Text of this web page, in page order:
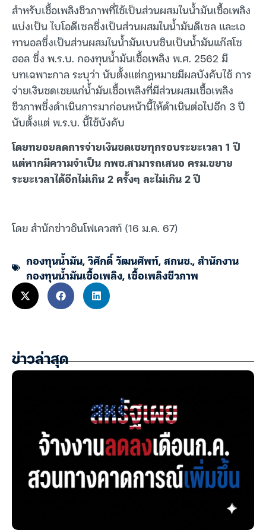
สำหรับเชื้อเพลิงชีวภาพที่ใช้เป็นส่วนผสมในน้ำมันเชื้อเพลิง
แบ่งเป็น ไบโอดีเซลซึ่งเป็นส่วนผสมในน้ำมันดีเซล และเอ
ทานอลซึ่งเป็นส่วนผสมในน้ำมันเบนซินเป็นน้ำมันแก๊สโซ
ฮอล ซึ่ง พ.ร.บ. กองทุนน้ำมันเชื้อเพลิง พ.ศ. 2562 มี
บทเฉพาะกาล ระบุว่า นับตั้งแต่กฎหมายมีผลบังคับใช้ การ
จ่ายเงินชดเชยแก่น้ำมันเชื้อเพลิงที่มีส่วนผสมเชื้อเพลิง
ชีวภาพซึ่งดำเนินการมาก่อนหน้านี้ให้ดำเนินต่อไปอีก 3 ปี
นับตั้งแต่ พ.ร.บ. นี้ใช้บังคับ
โดยทยอยลดการจ่ายเงินชดเชยทุกรอบระยะเวลา 1 ปี
แต่หากมีความจำเป็น กพช.สามารถเสนอ ครม.ขยาย
ระยะเวลาได้อีกไม่เกิน 2 ครั้งๆ ละไม่เกิน 2 ปี
โดย สำนักข่าวอินโฟเควสท์ (16 ม.ค. 67)
กองทุนน้ำมัน,วิศักดิ์ วัฒนศัพท์,สกนช.,สำนักงาน
กองทุนน้ำมันเชื้อเพลิง, เชื้อเพลิงชีวภาพ
ข่าวล่าสุด